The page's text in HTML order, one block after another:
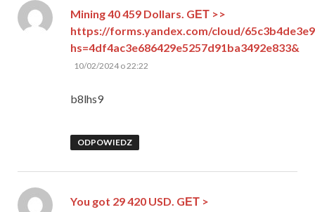
Mining 40 459 Dollars. GЕТ >>
https://forms.yandex.com/cloud/
hs=4df4ac3e686429e5257d91ba3492e833&
pisze:
10/02/2024 o 22:22
b8lhs9
ODPOWIEDZ
You got 29 420 USD. GЕТ >